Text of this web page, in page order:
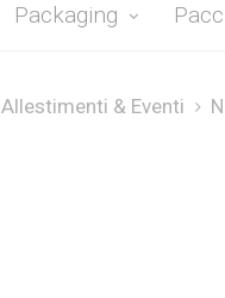
Packaging
Allestimenti & Eventi